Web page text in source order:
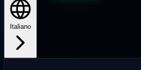
Italiano